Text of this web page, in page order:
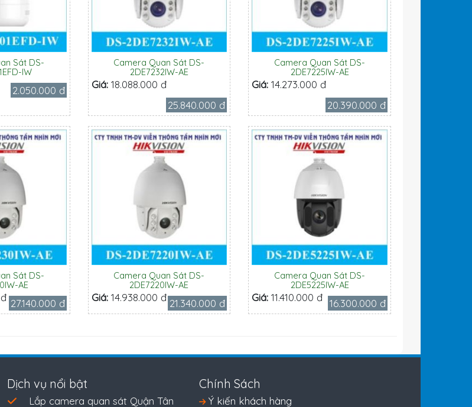
Sát DS-
IW
2.050.000 đ
Camera Quan Sát DS-
2DE7232IW-AE
Giá: 18.088.000 đ
25.840.000 đ
Camera Quan Sát DS-
2DE7225IW-AE
Giá:14.273.000 đ
20.390.000 đ
Sát DS-
AE
27.140.000 đ
Camera Quan Sát DS-
2DE7220IW-AE
Giá: 14.938.000 đ 21.340.000 đ
Camera Quan Sát DS-
2DE5225IW-AE
Giá:11.410.000 đ 16.300.000 đ
Dịch vụ nổi bật
Lắp camera quan sát Quận Tân
Chính Sách
Ý kiến khách hàng